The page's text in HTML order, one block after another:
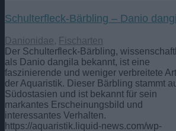
Schulterfleck-Bärbling – Danio
Danionidae, Fischarten
Der Schulterfleck-Bärbling,
als Danio dangila bekannt, ist eine
faszinierende und weniger verbreitete
der Aquaristik. Dieser Bärbling stammt
Südostasien und ist bekannt für sein
markantes Erscheinungsbild und
interessantes Verhalten.
https://aquaristik.liquid-news.com/wp-